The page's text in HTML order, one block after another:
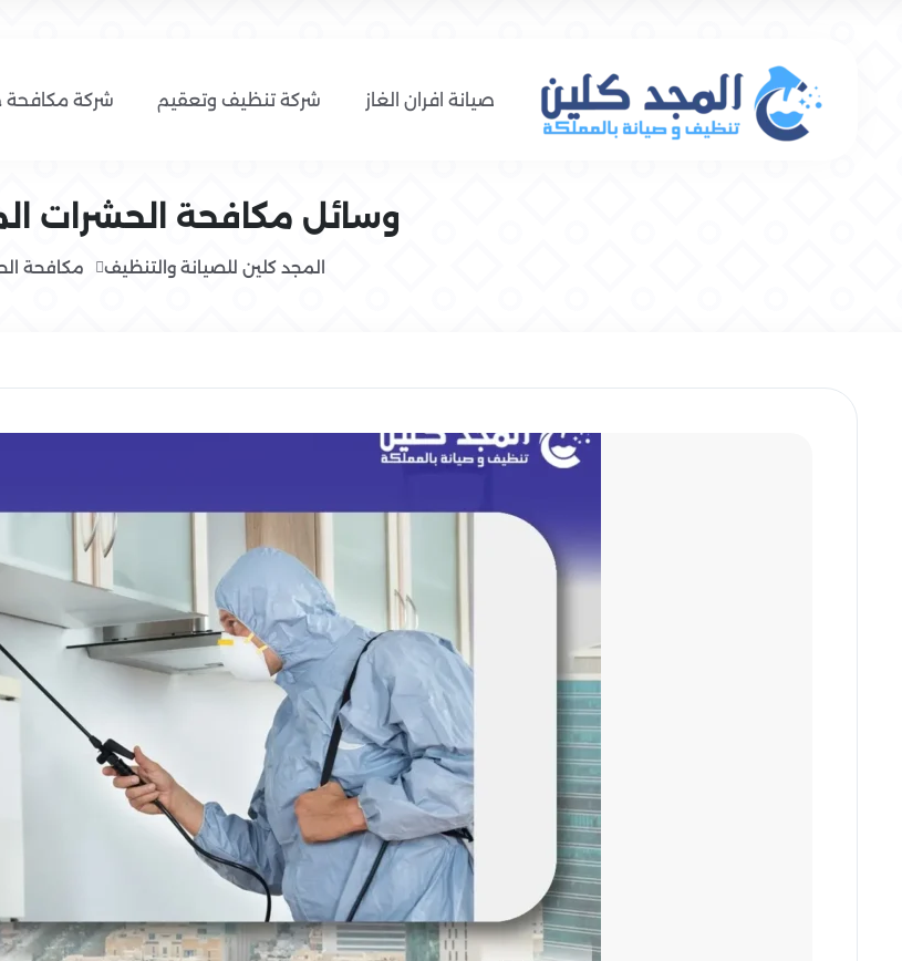
صيانة افران الغاز شركة تنظيف وتعقيم شركة مكافحة
وسائل مكافحة الحشرات
المجد كلين للصيانة والتنظيف مكافحة